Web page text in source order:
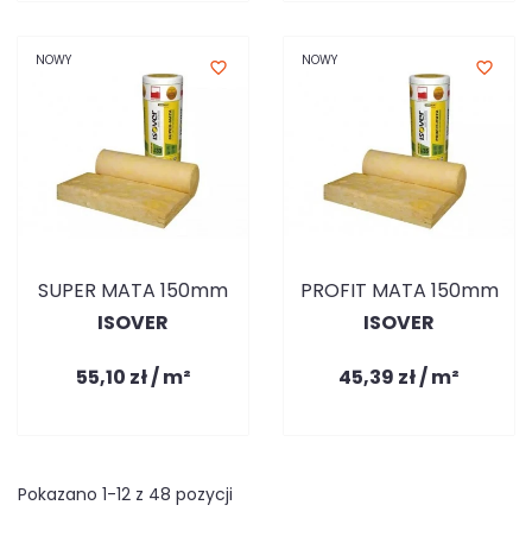
NOWY favorite_border
SUPER MATA 150mm
ISOVER
55,10 zł / m²
NOWY favorite_border
PROFIT MATA 150mm
ISOVER
45,39 zł / m²
Pokazano 1-12 z 48 pozycji